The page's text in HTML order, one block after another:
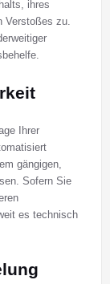
ihres
Verstoßes zu.
Ihrer
gängigen,
Sofern Sie
es technisch